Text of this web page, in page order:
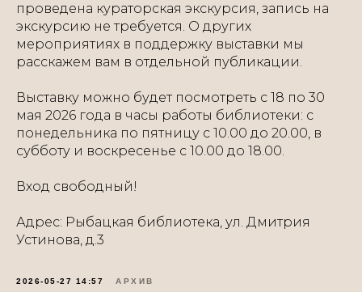
проведена кураторская экскурсия, запись на
экскурсию не требуется. О других
мероприятиях в поддержку выставки мы
расскажем вам в отдельной публикации.
Выставку можно будет посмотреть с 18 по 30
мая 2026 года в часы работы библиотеки: с
понедельника по пятницу с 10.00 до 20.00, в
субботу и воскресенье с 10.00 до 18.00.
Вход свободный!
Адрес: Рыбацкая библиотека, ул. Дмитрия
Устинова, д.3
2026-05-27 14:57 АРХИВ